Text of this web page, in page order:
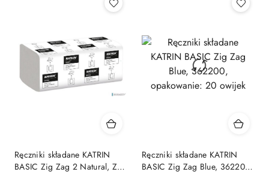
Ręczniki składane KATRIN
BASIC Zig Zag 2 Natural, ZZ,
Ręczniki składane KATRIN
BASIC Zig Zag Blue, 362200,